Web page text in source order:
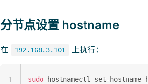
分节点设置 hostname
在 192.168.3.101 上执行：
sudo hostnamectl set-hostname
1